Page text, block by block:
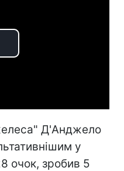
Д'Aнджело
у
очок, зробив 5